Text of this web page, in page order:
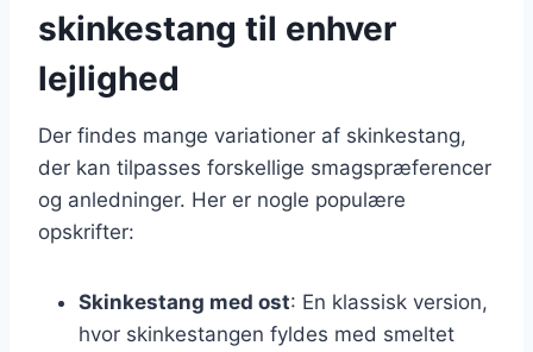
skinkestang til enhver
lejlighed
Der findes mange variationer af skinkestang,
der kan tilpasses forskellige smagspræferencer
og anledninger. Her er nogle populære
opskrifter:
Skinkestang med ost: En klassisk version,
hvor skinkestangen fyldes med smeltet